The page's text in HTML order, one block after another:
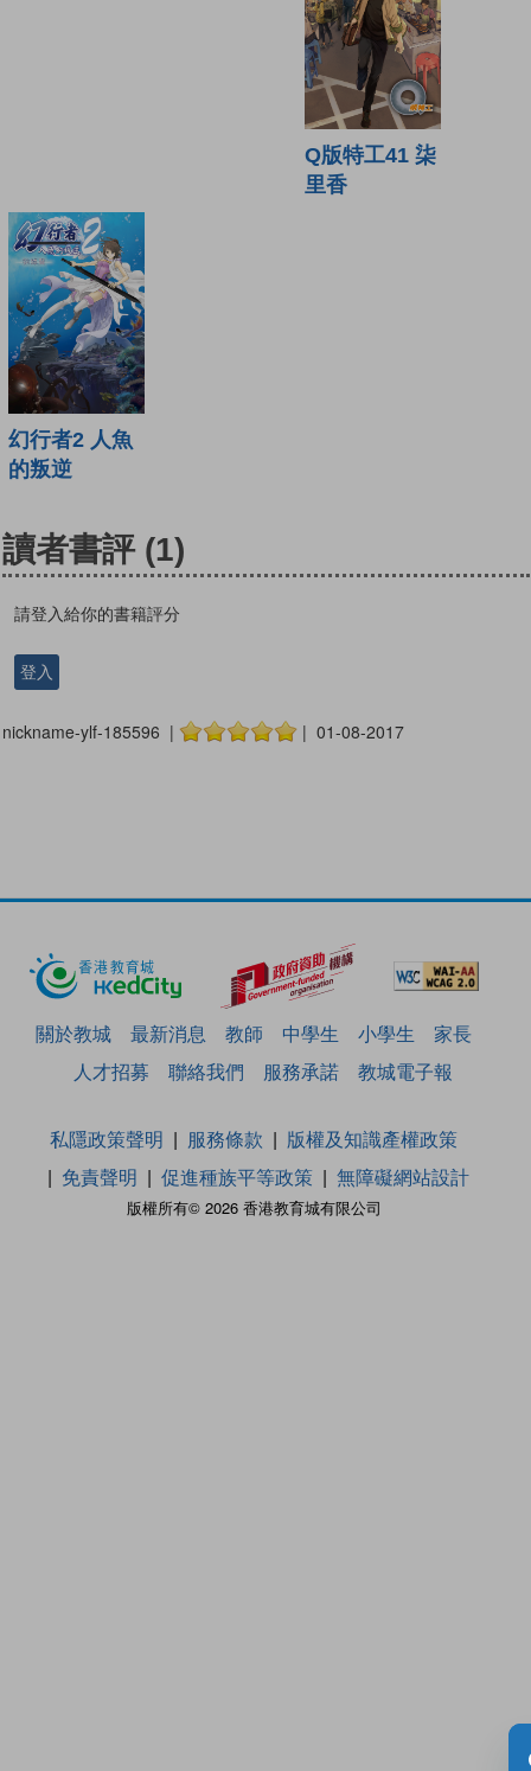
Q版特工41 柒
里香
幻行者2 人魚
的叛逆
讀者書評 (1)
請登入給你的書籍評分
登入
nickname-ylf-185596 | | 01-08-2017
關於教城 最新消息 教師 中學生 小學生
家長
人才招募
聯絡我們 服務承諾 教城電子報
版權所有© 2026 香港教育城有限公司
私隱政策聲明 服務條款
版權及知識產權政策
免責聲明
促進種族平等政策 無障礙網站設計